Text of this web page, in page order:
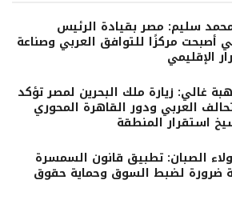
محمد سليم: مصر بقيادة الرئيس
أصبحت مركزًا للتوافق العربي وصناعة
الإقليمي
هبة غالي: زيارة ملك البحرين لمصر تؤكد
العربي ودور القاهرة المحوري
استقرار المنطقة
ولاء الصبان: تطبيق قانون السمسرة
ضرورة لضبط السوق وحماية حقوق